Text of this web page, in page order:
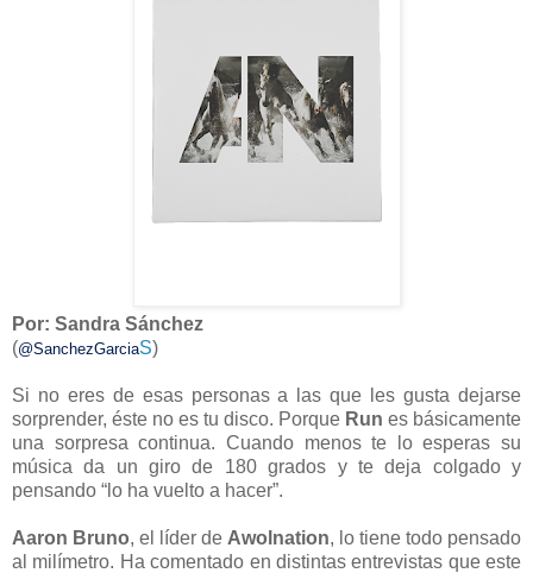
Por: Sandra Sánchez
(@SanchezGarciaS)
Si no eres de esas personas a las que les gusta dejarse
sorprender, éste no es tu disco. Porque Run es básicamente
una sorpresa continua. Cuando menos te lo esperas su
música da un giro de 180 grados y te deja colgado y
pensando “lo ha vuelto a hacer”.
Aaron Bruno, el líder de Awolnation, lo tiene todo pensado
al milímetro. Ha comentado en distintas entrevistas que este